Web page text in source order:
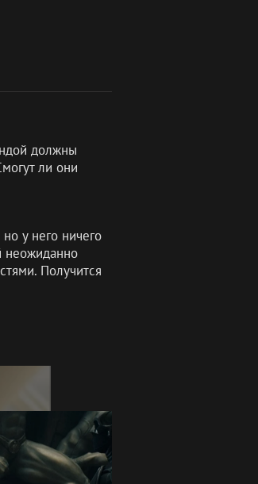
должны
ли они
у него ничего
неожиданно
Получится